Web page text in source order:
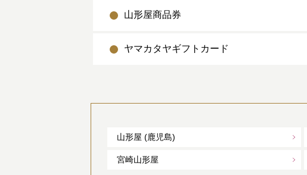
山形屋商品券
ヤマカタヤギフトカード
山形屋 (鹿児島)
宮崎山形屋